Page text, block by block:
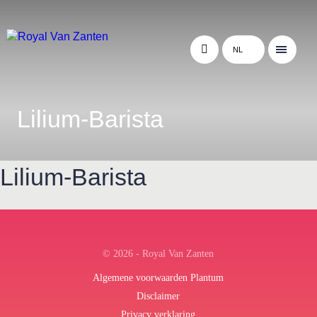
NL
Lilium-Barista
Lilium-Barista
© 2026 - Royal Van Zanten
Algemene voorwaarden Plantum
Disclaimer
Privacy verklaring